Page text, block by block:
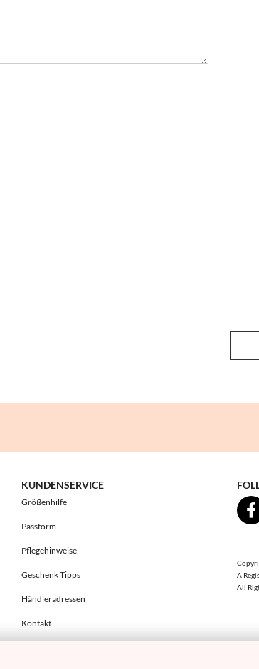
KUNDENSERVICE
Größenhilfe
Passform
Pflegehinweise
Geschenk Tipps
Händleradressen
Kontakt
A
All